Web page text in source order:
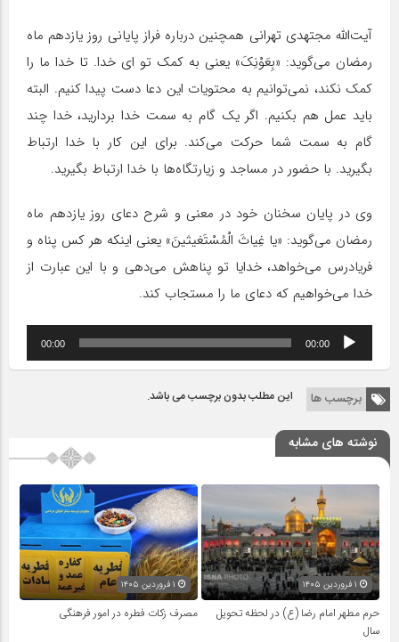
آیت‌الله مجتهدی تهرانی همچنین درباره فراز پایانی روز یازدهم ماه
رمضان می‌گوید: «بِعَوْنِکَ» یعنی به کمک تو ای خدا. تا خدا ما را
کمک نکند، نمی‌توانیم به محتویات این دعا دست پیدا کنیم. البته
باید عمل هم بکنیم. اگر یک گام به سمت خدا بردارید، خدا چند
گام به سمت شما حرکت می‌کند. برای این کار با خدا ارتباط
بگیرید. با حضور در مساجد و زیارتگاه‌ها با خدا ارتباط بگیرید.
وی در پایان سخنان خود در معنی و شرح دعای روز یازدهم ماه
رمضان می‌گوید: «یا غِیاثَ الْمُسْتَغیثینَ» یعنی اینکه هر کس پناه و
فریادرس می‌خواهد، خدایا تو پناهش می‌دهی و با این عبارت از
خدا می‌خواهیم که دعای ما را مستجاب کند.
پخش‌کننده
صوت
00:00
00:00
برچسب ها این مطلب بدون برچسب می باشد.
نوشته های مشابه
حرم مطهر امام رضا (ع) در لحظه تحویل
سال
مصرف زکات فطره در امور فرهنگی